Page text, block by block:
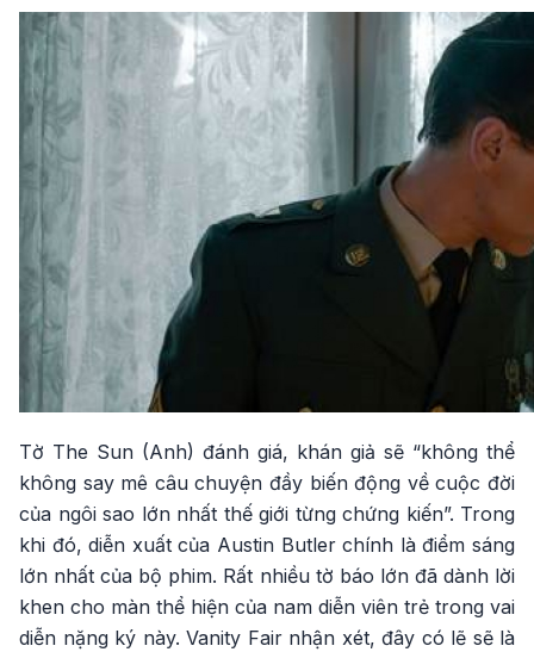
Tờ The Sun (Anh) đánh giá, khán giả sẽ “không thể
không say mê câu chuyện đầy biến động về cuộc đời
của ngôi sao lớn nhất thế giới từng chứng kiến”. Trong
khi đó, diễn xuất của Austin Butler chính là điểm sáng
lớn nhất của bộ phim. Rất nhiều tờ báo lớn đã dành lời
khen cho màn thể hiện của nam diễn viên trẻ trong vai
diễn nặng ký này. Vanity Fair nhận xét, đây có lẽ sẽ là